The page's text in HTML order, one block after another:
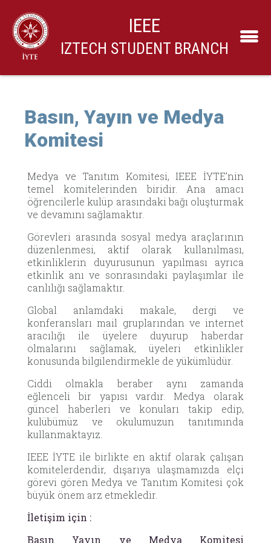
IEEE
IZTECH STUDENT BRANCH
Basın, Yayın ve Medya
Komitesi
Medya ve Tanıtım Komitesi, IEEE İYTE’nin
temel komitelerinden biridir. Ana amacı
öğrencilerle kulüp arasındaki bağı oluşturmak
ve devamını sağlamaktır.
Görevleri arasında sosyal medya araçlarının
düzenlenmesi, aktif olarak kullanılması,
etkinliklerin duyurusunun yapılması ayrıca
etkinlik anı ve sonrasındaki paylaşımlar ile
canlılığı sağlamaktır.
Global anlamdaki makale, dergi ve
konferansları mail gruplarından ve internet
aracılığı ile üyelere duyurup haberdar
olmalarını sağlamak, üyeleri etkinlikler
konusunda bilgilendirmekle de yükümlüdür.
Ciddi olmakla beraber aynı zamanda
eğlenceli bir yapısı vardır. Medya olarak
güncel haberleri ve konuları takip edip,
kulübümüz ve okulumuzun tanıtımında
kullanmaktayız.
IEEE İYTE ile birlikte en aktif olarak çalışan
komitelerdendir, dışarıya ulaşmamızda elçi
görevi gören Medya ve Tanıtım Komitesi çok
büyük önem arz etmekledir.
İletişim için :
Basın Yayın ve Medya Komitesi